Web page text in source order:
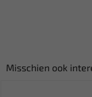
Misschien ook